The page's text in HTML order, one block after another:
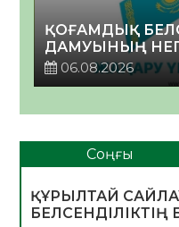
ҚОҒАМДЫҚ
ДАМУЫНЫҢ
06.08.2026
Соңғы
ҚҰРЫЛТАЙ
БЕЛСЕНДІЛІКТІҢ